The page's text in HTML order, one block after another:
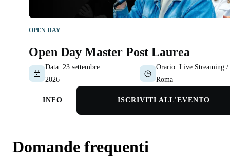
OPEN DAY
Open Day Master Post Laurea
Data: 23 settembre
2026
Orario: Live Streaming /
Roma
INFO ISCRIVITI ALL'EVENTO
Domande frequenti